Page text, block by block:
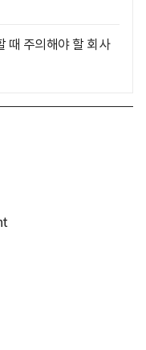
때 주의해야 할 회사